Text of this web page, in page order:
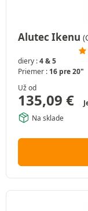
Alutec Ikenu
diery :4 & 5
Priemer : 16 pre 20"
Už od
135,09 €
Na sklade